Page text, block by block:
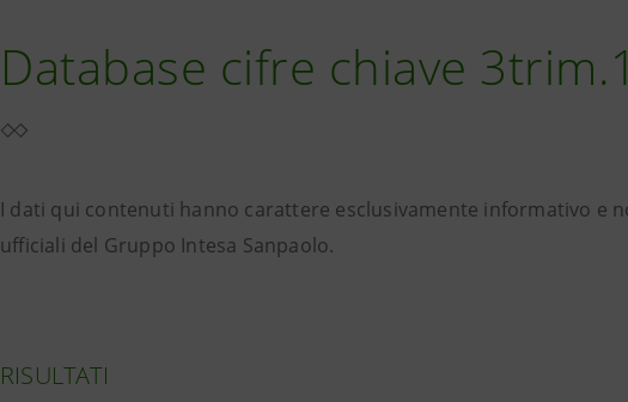
Database cifre chiave
I dati qui contenuti hanno carattere esclusivamente informativo e
ufficiali del Gruppo Intesa Sanpaolo.
RISULTATI